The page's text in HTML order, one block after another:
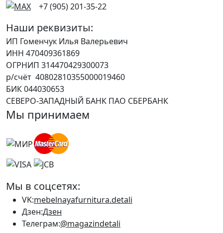
+7 (905) 201-35-22
Наши реквизиты:
ИП Гоменчук Илья Валерьевич
ИНН 470409361869
ОГРНИП 314470429300073
р/счёт 40802810355000019460
БИК 044030653
СЕВЕРО-ЗАПАДНЫЙ БАНК ПАО СБЕРБАНК
Мы принимаем
Мы в соцсетях:
VK:mebelnayafurnitura.detali
Дзен:Дзен
Телеграм:@magazindetali